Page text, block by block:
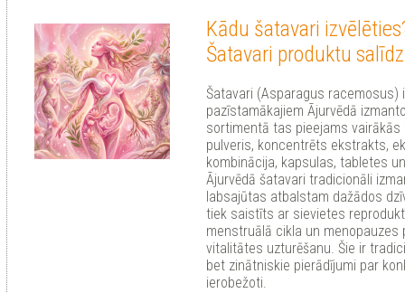
Kādu šatavari
Šatavari produktu
Šatavari (Asparagus racemosus)
pazīstamākajiem Ājurvēdā
sortimentā tas pieejams
pulveris, koncentrēts ekstrakts,
kombinācija, kapsulas, tabletes
Ājurvēdā šatavari tradicionāli
labsajūtas atbalstam dažādos
tiek saistīts ar sievietes
menstruālā cikla un menopauzes
vitalitātes uzturēšanu. Šie ir
bet zinātniskie pierādījumi par
ierobežoti.